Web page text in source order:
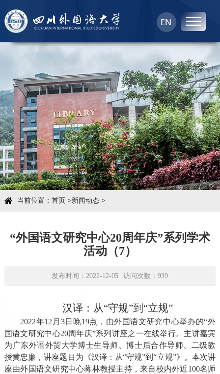
首页
中心概况
科学研究
学术团队
学术交流
当前位置： 首页>新闻动态>
“外国语文研究中心20周年庆”系列学术
活动（7）
发布时间：2022-12-05 访问次数：939
汉译：从“守规”到 “立规”
2022年12月3日晚19点 ，由外国语文研究中心举办的“外
国语文研究中心20周年庆”系列讲座之一在线举行。主讲嘉宾
为广东外语外贸大学博士生导师、博士后合作导师、二级教
授黄忠廉，讲座题目为 《汉译：从“守规”到“立规”》
。本次讲
座由外国语文研究中心蒋林教授主持，来自校内外近100名师